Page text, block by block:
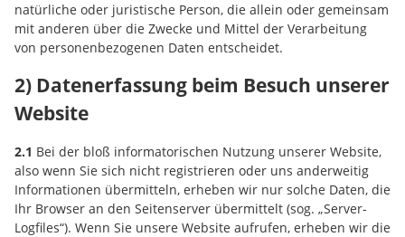
natürliche oder juristische Person, die allein oder gemeinsam
mit anderen über die Zwecke und Mittel der Verarbeitung
von personenbezogenen Daten entscheidet.
2) Datenerfassung beim Besuch unserer
Website
2.1 Bei der bloß informatorischen Nutzung unserer Website,
also wenn Sie sich nicht registrieren oder uns anderweitig
Informationen übermitteln, erheben wir nur solche Daten, die
Ihr Browser an den Seitenserver übermittelt (sog. „Server-
Logfiles“). Wenn Sie unsere Website aufrufen, erheben wir die